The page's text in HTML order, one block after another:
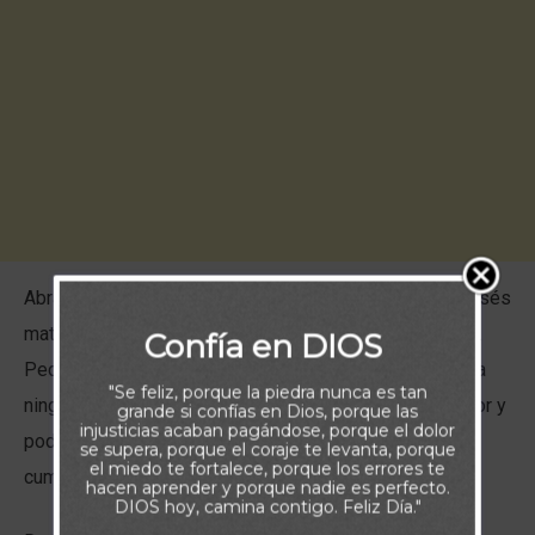
Abraham mintió sobre su esposa para protegerse. Moisés
mató a un egipcio. David cometió adulterio y asesinato.
Pedro negó a Jesús. Y sin embargo, Dios no desechó a
ninguno de ellos. Sus caídas no fueron el final. Con amor y
poder redentor, el Señor los restauró y los usó para
cumplir Sus propósitos.
Confía en DIOS
"Se feliz, porque la piedra nunca es tan
grande si confías en Dios, porque las
injusticias acaban pagándose, porque el dolor
se supera, porque el coraje te levanta, porque
el miedo te fortalece, porque los errores te
hacen aprender y porque nadie es perfecto.
DIOS hoy, camina contigo. Feliz Día."